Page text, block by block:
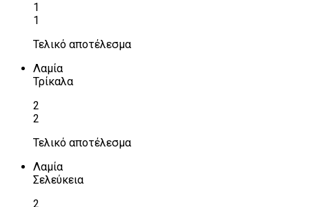
1
1
Τελικό αποτέλεσμα
Λαμία
Τρίκαλα
2
2
Τελικό αποτέλεσμα
Λαμία
Σελεύκεια
2